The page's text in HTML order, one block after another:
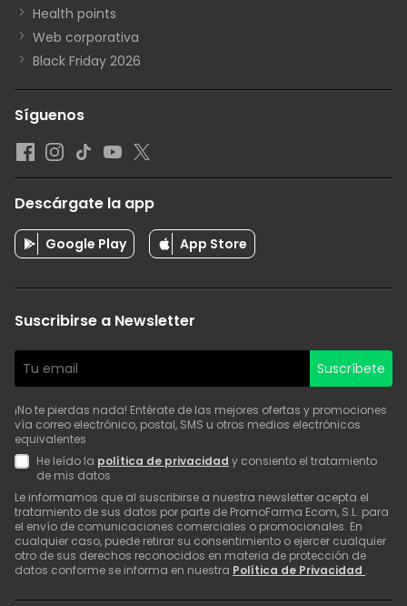
Health points
Web corporativa
Black Friday 2026
Síguenos
Descárgate la app
Google Play App Store
Suscribirse a Newsletter
Suscríbete
¡No te pierdas nada! Entérate de las mejores ofertas y promociones
vía correo electrónico, postal, SMS u otros medios electrónicos
equivalentes
He leído la política de privacidad y consiento el tratamiento
de mis datos
Le informamos que al suscribirse a nuestra newsletter acepta el
tratamiento de sus datos por parte de PromoFarma Ecom, S.L. para
el envío de comunicaciones comerciales o promocionales. En
cualquier caso, puede retirar su consentimiento o ejercer cualquier
otro de sus derechos reconocidos en materia de protección de
datos conforme se informa en nuestra Política de Privacidad .